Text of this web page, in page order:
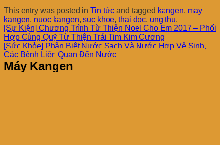
This entry was posted in Tin tức and tagged kangen, may
kangen, nuoc kangen, suc khoe, thai doc, ung thu.
[Sự Kiện] Chương Trình Từ Thiện Noel Cho Em 2017 – Phối
Hợp Cùng Quỹ Từ Thiện Trái Tim Kim Cương
[Sức Khỏe] Phân Biệt Nước Sạch Và Nước Hợp Vệ Sinh,
Các Bệnh Liên Quan Đến Nước
Máy Kangen